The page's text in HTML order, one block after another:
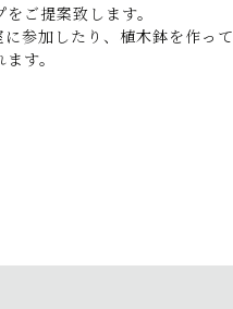
ご提案致します。
参加したり、植木鉢を作っ
す。